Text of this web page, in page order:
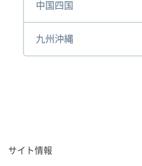
中国四国
九州沖縄
サイト情報